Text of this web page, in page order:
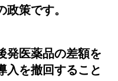
策です。
発医薬品の差額を
入を撤回すること